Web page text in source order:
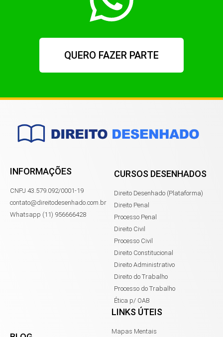
QUERO FAZER PARTE
INFORMAÇÕES
CNPJ 43.579.092/0001-19
contato@direitodesenhado.com.br
Whatsapp (11) 956666428
CURSOS DESENHADOS
Direito Desenhado (Plataforma)
Direito Penal
Processo Penal
Direito Civil
Processo Civil
Direito Constitucional
Direito Administrativo
Direito do Trabalho
Processo do Trabalho
Ética p/ OAB
LINKS ÚTEIS
Mapas Mentais